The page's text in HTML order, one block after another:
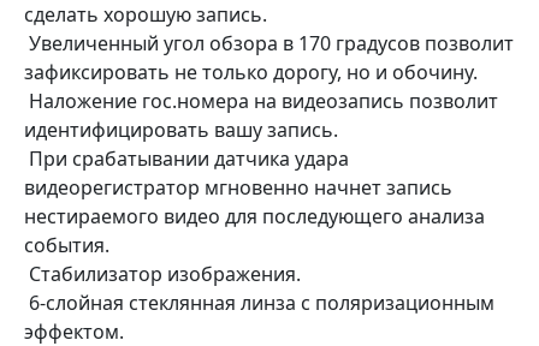
сделать хорошую запись.
Увеличенный угол обзора в 170 градусов позволит
зафиксировать не только дорогу, но и обочину.
Наложение гос.номера на видеозапись позволит
идентифицировать вашу запись.
При срабатывании датчика удара
видеорегистратор мгновенно начнет запись
нестираемого видео для последующего анализа
события.
Стабилизатор изображения.
6-слойная стеклянная линза с поляризационным
эффектом.